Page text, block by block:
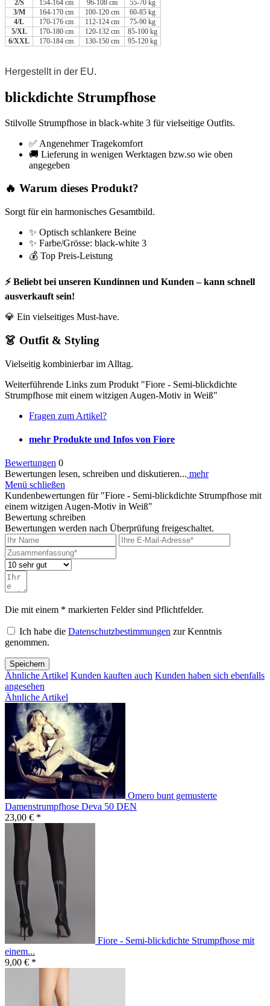
2/S 154-164 cm 96-108 cm
55-70 kg
3/M
164-170 cm 100-120 cm
60-85 kg
4/L
170-176 cm 112-124 cm
75-90 kg
5/XL
170-180 cm 120-132 cm
85-100 kg
6/XXL
170-184 cm 130-150 cm 95-120 kg
Hergestellt in der EU.
blickdichte Strumpfhose
Stilvolle Strumpfhose in black-white 3 für vielseitige Outfits.
✅ Angenehmer Tragekomfort
🚚 Lieferung in wenigen Werktagen bzw.so wie oben
angegeben
🔥 Warum dieses Produkt?
Sorgt für ein harmonisches Gesamtbild.
✨ Optisch schlankere Beine
✨ Farbe/Grösse: black-white 3
💰 Top Preis-Leistung
⚡ Beliebt bei unseren Kundinnen und Kunden – kann schnell
ausverkauft sein!
💎 Ein vielseitiges Must-have.
👗 Outfit & Styling
Vielseitig kombinierbar im Alltag.
Weiterführende Links zum Produkt "Fiore - Semi-blickdichte
Strumpfhose mit einem witzigen Augen-Motiv in Weiß"
Fragen zum Artikel?
mehr Produkte und Infos von Fiore
Bewertungen 0
Bewertungen lesen, schreiben und diskutieren... mehr
Menü schließen
Kundenbewertungen für "Fiore - Semi-blickdichte Strumpfhose mit
einem witzigen Augen-Motiv in Weiß"
Bewertung schreiben
Bewertungen werden nach Überprüfung freigeschaltet.
Die mit einem * markierten Felder sind Pflichtfelder.
Ich habe die Datenschutzbestimmungen zur Kenntnis
genommen.
Speichern
Ähnliche Artikel Kunden kauften auch Kunden haben sich ebenfalls
angesehen
Ähnliche Artikel
Omero bunt gemusterte
Damenstrumpfhose Deva 50 DEN
23,00 € *
Fiore - Semi-blickdichte Strumpfhose mit
einem...
9,00 € *